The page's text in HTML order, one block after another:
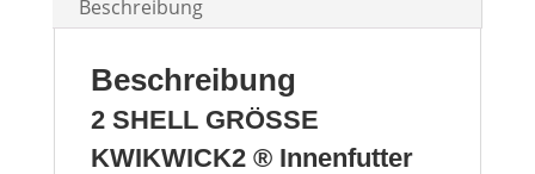
Beschreibung
Beschreibung
2 SHELL GRÖSSE
KWIKWICK2 ® Innenfutter